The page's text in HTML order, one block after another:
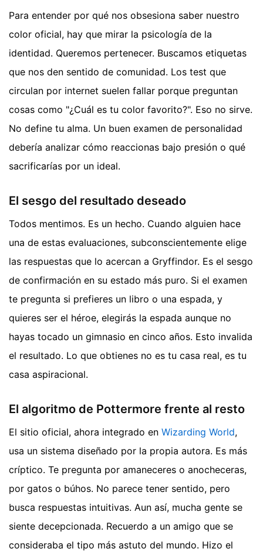
Para entender por qué nos obsesiona saber nuestro
color oficial, hay que mirar la psicología de la
identidad. Queremos pertenecer. Buscamos etiquetas
que nos den sentido de comunidad. Los test que
circulan por internet suelen fallar porque preguntan
cosas como "¿Cuál es tu color favorito?". Eso no sirve.
No define tu alma. Un buen examen de personalidad
debería analizar cómo reaccionas bajo presión o qué
sacrificarías por un ideal.
El sesgo del resultado deseado
Todos mentimos. Es un hecho. Cuando alguien hace
una de estas evaluaciones, subconscientemente elige
las respuestas que lo acercan a Gryffindor. Es el sesgo
de confirmación en su estado más puro. Si el examen
te pregunta si prefieres un libro o una espada, y
quieres ser el héroe, elegirás la espada aunque no
hayas tocado un gimnasio en cinco años. Esto invalida
el resultado. Lo que obtienes no es tu casa real, es tu
casa aspiracional.
El algoritmo de Pottermore frente al resto
El sitio oficial, ahora integrado en Wizarding World,
usa un sistema diseñado por la propia autora. Es más
críptico. Te pregunta por amaneceres o anocheceras,
por gatos o búhos. No parece tener sentido, pero
busca respuestas intuitivas. Aun así, mucha gente se
siente decepcionada. Recuerdo a un amigo que se
consideraba el tipo más astuto del mundo. Hizo el